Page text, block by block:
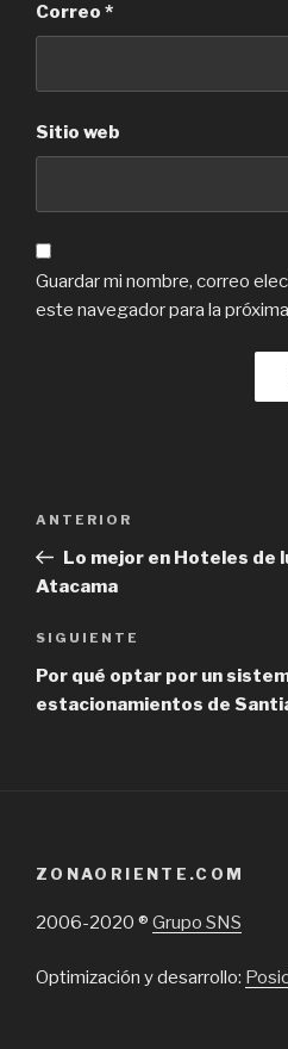
Correo *
Sitio web
Guardar mi nombre, correo
este navegador para la
entradas
Previous
Post
ANTERIOR
Lo mejor en Hoteles de
Atacama
Next
Post
SIGUIENTE
Por qué optar por un
estacionamientos de
ZONAORIENTE.COM
2006-2020 ® Grupo SNS
Optimización y desarrollo: